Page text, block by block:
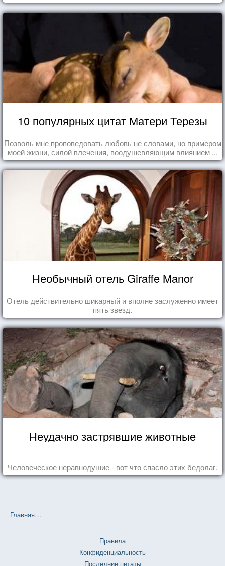
10 популярных цитат Матери Терезы
Позволь мне проповедовать любовь не словами, но примером
моей жизни, силой влечения, воодушевляющим влиянием ...
Необычный отель Giraffe Manor
Отель действительно шикарный и вполне заслуженно имеет
пять звезд.
Неудачно застрявшие животные
Человеческое неравнодушие - вот что спасло этих бедолаг.
Главная
Правила
Конфиденциальность
Последние цитаты